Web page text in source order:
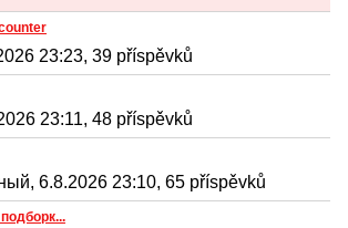
23:23, 39 příspěvků
23:11, 48 příspěvků
6.8.2026 23:10, 65 příspěvků